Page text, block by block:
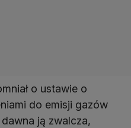
o ustawie o
do emisji gazów
ją zwalcza,